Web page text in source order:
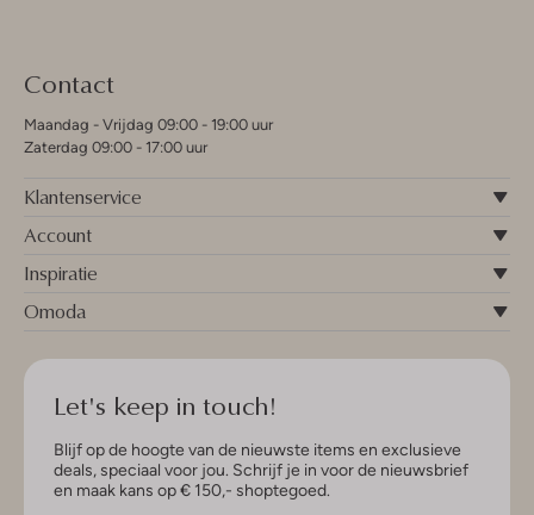
Contact
Maandag - Vrijdag 09:00 - 19:00 uur
Zaterdag 09:00 - 17:00 uur
Klantenservice
Account
Inspiratie
Omoda
Let's keep in touch!
Blijf op de hoogte van de nieuwste items en exclusieve
deals, speciaal voor jou. Schrijf je in voor de nieuwsbrief
en maak kans op € 150,- shoptegoed.